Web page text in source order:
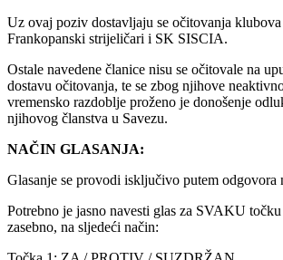
Uz ovaj poziv dostavljaju se očitovanja
Frankopanski strijeličari i SK SISCIA.
Ostale navedene članice nisu se očitovale na
dostavu očitovanja, te se zbog njihove
vremensko razdoblje proženo je donošenje
njihovog članstva u Savezu.
NAČIN GLASANJA:
Glasanje se provodi isključivo putem odgovora
Potrebno je jasno navesti glas za SVAKU
zasebno, na sljedeći način: